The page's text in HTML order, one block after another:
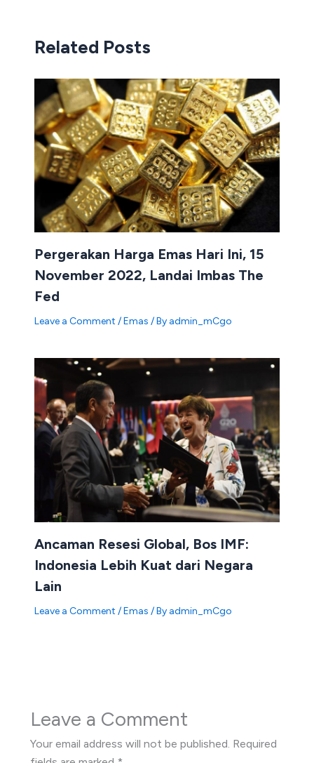
Related Posts
Pergerakan Harga Emas Hari Ini, 15
November 2022, Landai Imbas The
Fed
Leave a Comment /Emas / By admin_mCgo
Ancaman Resesi Global, Bos IMF:
Indonesia Lebih Kuat dari Negara
Lain
Leave a Comment /Emas / By admin_mCgo
Leave a Comment
Your email address will not be published. Required